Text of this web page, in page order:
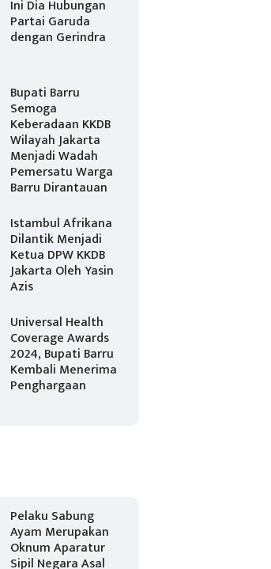
Ini Dia Hubungan
Partai Garuda
dengan Gerindra
Bupati Barru
Semoga
Keberadaan KKDB
Wilayah Jakarta
Menjadi Wadah
Pemersatu Warga
Barru Dirantauan
Istambul Afrikana
Dilantik Menjadi
Ketua DPW KKDB
Jakarta Oleh Yasin
Azis
Universal Health
Coverage Awards
2024, Bupati Barru
Kembali Menerima
Penghargaan
Pelaku Sabung
Ayam Merupakan
Oknum Aparatur
Sipil Negara Asal